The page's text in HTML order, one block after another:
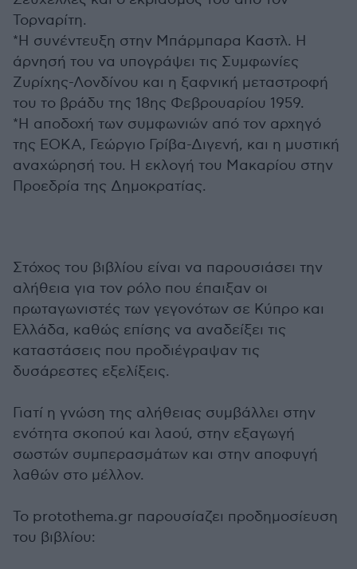
Τορναρίτη.
*Η συνέντευξη στην Μπάρμπαρα Καστλ. Η
άρνησή του να υπογράψει τις Συμφωνίες
Ζυρίχης-Λονδίνου και η ξαφνική μεταστροφή
του το βράδυ της 18ης Φεβρουαρίου 1959.
*Η αποδοχή των συμφωνιών από τον αρχηγό
της ΕΟΚΑ, Γεώργιο Γρίβα-Διγενή, και η μυστική
αναχώρησή του. Η εκλογή του Μακαρίου στην
Προεδρία της Δημοκρατίας.
Στόχος του βιβλίου είναι να παρουσιάσει την
αλήθεια για τον ρόλο που έπαιξαν οι
πρωταγωνιστές των γεγονότων σε Κύπρο και
Ελλάδα, καθώς επίσης να αναδείξει τις
καταστάσεις που προδιέγραψαν τις
δυσάρεστες εξελίξεις.
Γιατί η γνώση της αλήθειας συμβάλλει στην
ενότητα σκοπού και λαού, στην εξαγωγή
σωστών συμπερασμάτων και στην αποφυγή
λαθών στο μέλλον.
To protothema.gr παρουσίαζει προδημοσίευση
του βιβλίου: